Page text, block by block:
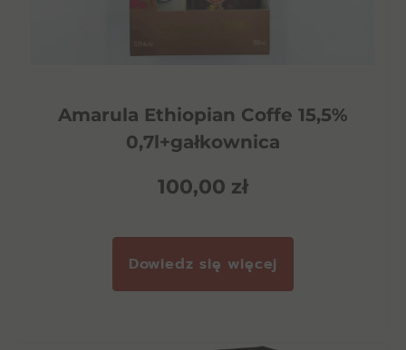
Amarula Ethiopian Coffe 15,5%
0,7l+gałkownica
100,00 zł
Dowiedz się więcej